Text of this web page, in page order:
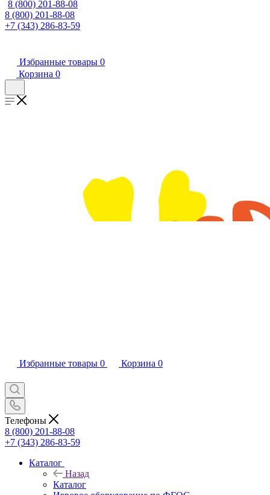
8 (800) 201-88-08
8 (800) 201-88-08
+7 (343) 286-83-59
Избранные товары 0
Корзина 0
Избранные товары 0 Корзина 0
Телефоны
8 (800) 201-88-08
+7 (343) 286-83-59
Каталог
Назад
Каталог